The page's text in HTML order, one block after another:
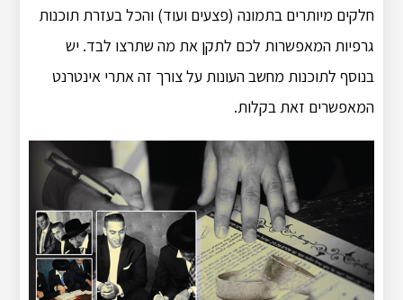
חלקים מיותרים בתמונה (פצעים ועוד) והכל בעזרת תוכנות
גרפיות המאפשרות לכם לתקן את מה שתרצו לבד. יש
בנוסף לתוכנות מחשב העונות על צורך זה אתרי אינטרנט
המאפשרים זאת בקלות.